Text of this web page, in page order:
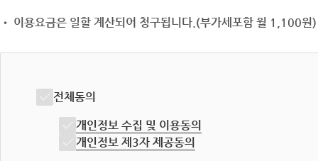
• 이용요금은 일할 계산되어 청구됩니다.(부가세포함 월 1,100원)
전체동의
개인정보 수집 및 이용동의
개인정보 제3자 제공동의